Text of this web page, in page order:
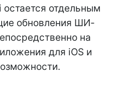
отдельным
обновления ШИ-
на
для iOS и